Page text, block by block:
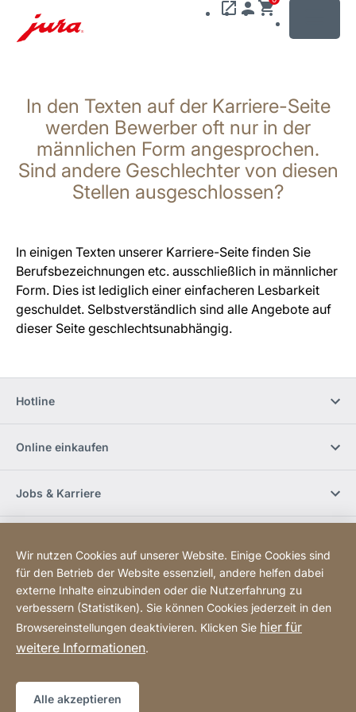
wechseln
wechseln
In den Texten auf der Karriere-Seite
werden Bewerber oft nur in der
männlichen Form angesprochen.
Sind andere Geschlechter von diesen
Stellen ausgeschlossen?
In einigen Texten unserer Karriere-Seite finden Sie
Berufsbezeichnungen etc. ausschließlich in männlicher
Form. Dies ist lediglich einer einfacheren Lesbarkeit
geschuldet. Selbstverständlich sind alle Angebote auf
dieser Seite geschlechtsunabhängig.
Hotline
Online einkaufen
Jobs & Karriere
Social Media
Newsletter bestellen
Website
[Website
Sitemap
Wir nutzen Cookies auf unserer Website. Einige Cookies sind
für den Betrieb der Website essenziell, andere helfen dabei
externe Inhalte einzubinden oder die Nutzerfahrung zu
verbessern (Statistiken). Sie können Cookies jederzeit in den
Browsereinstellungen deaktivieren. Klicken Sie hier für
weitere Informationen.
Alle akzeptieren